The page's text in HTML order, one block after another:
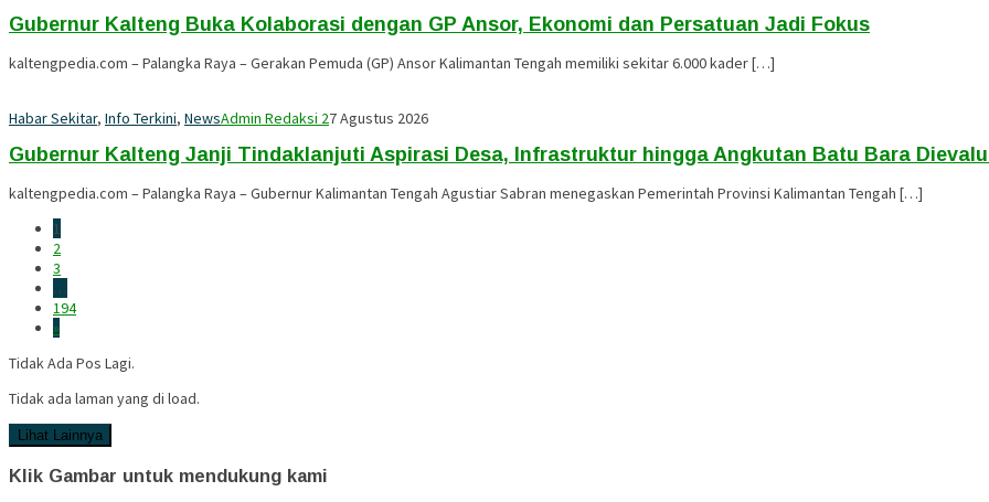
Gubernur Kalteng Buka Kolaborasi dengan GP Ansor, Ekonomi dan Persatuan Jadi Fokus
kaltengpedia.com – Palangka Raya – Gerakan Pemuda (GP) Ansor Kalimantan Tengah memiliki sekitar 6.000 kader […]
Habar Sekitar, Info Terkini, NewsAdmin Redaksi 27 Agustus 2026
Gubernur Kalteng Janji Tindaklanjuti Aspirasi Desa, Infrastruktur hingga Angkutan Batu Bara
kaltengpedia.com – Palangka Raya – Gubernur Kalimantan Tengah Agustiar Sabran menegaskan Pemerintah Provinsi Kalimantan Tengah […]
1
2
3
…
194
»
Tidak Ada Pos Lagi.
Tidak ada laman yang di load.
Lihat Lainnya
Klik Gambar untuk mendukung kami